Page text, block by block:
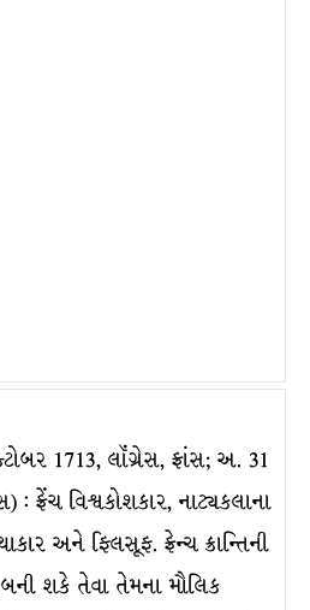
1713, લૉંગ્રેસ, ફ્રાંસ; અ. 31
: ફ્રેંચ વિશ્વકોશકાર, નાટ્યકલાના
અને ફિલસૂફ. ફ્રેન્ચ ક્રાન્તિની
બની શકે તેવા તેમના મૌલિક